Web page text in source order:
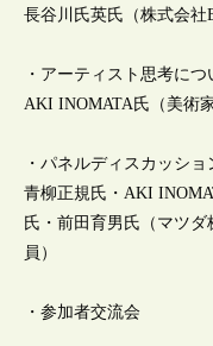
長谷川氏英氏（株式会社
・アーティスト思考につ
AKI INOMATA氏（美術家
・パネルディスカッショ
青柳正規氏・AKI
氏・前田育男氏（マツ
員）
・参加者交流会